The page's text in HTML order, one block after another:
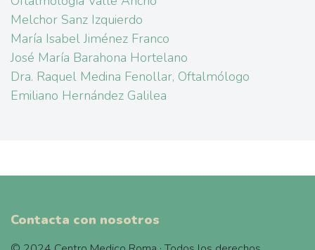
Melchor Sanz Izquierdo
María Isabel Jiménez Franco
José María Barahona Hortelano
Dra. Raquel Medina Fenollar, Oftalmólogo
Emiliano Hernández Galilea
Contacta con nosotros